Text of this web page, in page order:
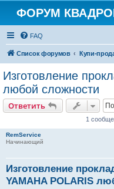
ФОРУМ
FAQ
Список форумов Купи-
Изготовление
любой сложности
Ответить
1
RemService
Начинающий
Изготовление
YAMAHA POLARIS